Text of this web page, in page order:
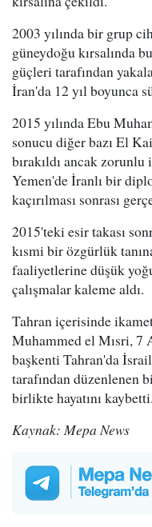
2003 yılında bir grup
güneydoğu kırsalında
güçleri tarafından
İran'da 12 yıl boyunca
2015 yılında Ebu
sonucu diğer bazı El
bırakıldı ancak
Yemen'de İranlı bir
kaçırılması sonrası
2015'teki esir takası
kısmi bir özgürlük
faaliyetlerine düşük
çalışmalar kaleme aldı.
Tahran içerisinde
Muhammed el Mısri, 7
başkenti Tahran'da
tarafından düzenlenen
birlikte hayatını kaybetti.
Kaynak: Mepa News